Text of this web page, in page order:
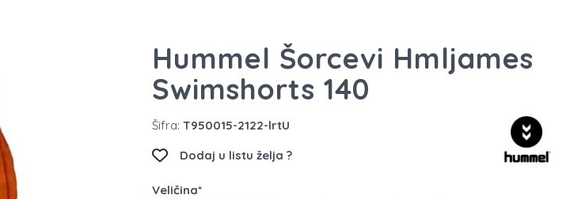
Hummel Šorcevi Hmljames
Swimshorts 140
Šifra: T950015-2122-lrtU
Dodaj u listu želja ?
Veličina*